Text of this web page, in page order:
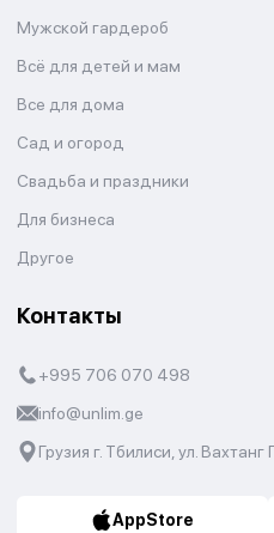
Мужской гардероб
Всё для детей и мам
Все для дома
Сад и огород
Свадьба и праздники
Для бизнеса
Другое
Контакты
+995 706 070 498
info@unlim.ge
Грузия г. Тбилиси, ул. Вахтанг
AppStore